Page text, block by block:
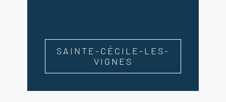
SAINTE-CÉCILE-LES-
VIGNES